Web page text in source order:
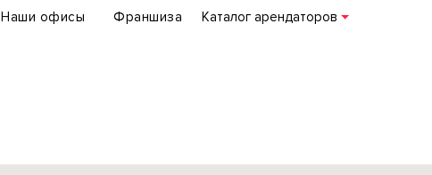
Наши офисы Франшиза Каталог арендаторов